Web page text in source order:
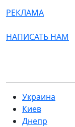
РЕКЛАМА
НАПИСАТЬ НАМ
Украина
Киев
Днепр